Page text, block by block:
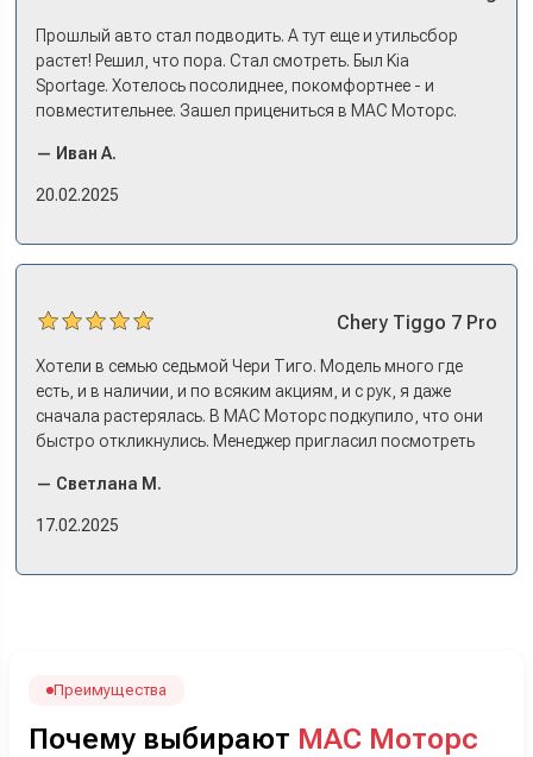
Прошлый авто стал подводить. А тут еще и утильсбор
растет! Решил, что пора. Стал смотреть. Был Kia
Sportage. Хотелось посолиднее, покомфортнее - и
повместительнее. Зашел прицениться в МАС Моторс.
и прям мое! Даже не скажешь, что «китаец». Прям не
вылезая из него и порешали. Спортэйдж в трейд-ин
— Иван А.
20.02.2025
Chery Tiggo 7 Pro
Хотели в семью седьмой Чери Тиго. Модель много где
есть, и в наличии, и по всяким акциям, и с рук, я даже
сначала растерялась. В МАС Моторс подкупило, что они
быстро откликнулись. Менеджер пригласил посмотреть
примериться. Нам тут недалеко, пришли в салон - и в тот
же день купили машину! Неожиданно, но довольны! Все
менеджеру Сергею, профессионал своего дела!
— Светлана М.
17.02.2025
Преимущества
Почему выбирают МАС Моторс